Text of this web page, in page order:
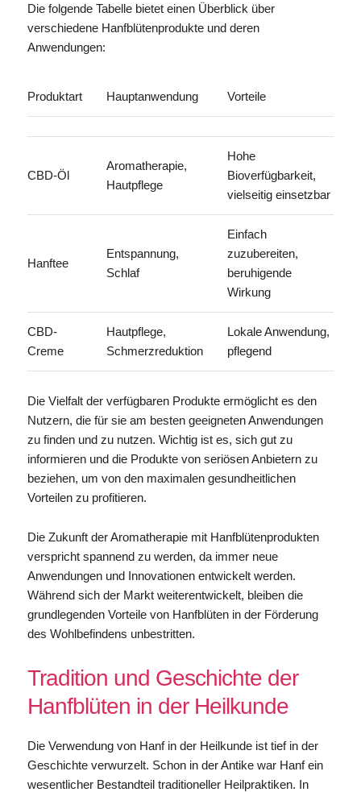
Die folgende Tabelle bietet einen Überblick über
verschiedene Hanfblütenprodukte und deren
Anwendungen:
Produktart Hauptanwendung Vorteile
CBD-Öl
Aromatherapie,
Hautpflege
Hohe
Bioverfügbarkeit,
vielseitig einsetzbar
Hanftee
Entspannung,
Schlaf
Einfach
zuzubereiten,
beruhigende
Wirkung
CBD-
Creme
Hautpflege,
Schmerzreduktion
Lokale Anwendung,
pflegend
Die Vielfalt der verfügbaren Produkte ermöglicht es den
Nutzern, die für sie am besten geeigneten Anwendungen
zu finden und zu nutzen. Wichtig ist es, sich gut zu
informieren und die Produkte von seriösen Anbietern zu
beziehen, um von den maximalen gesundheitlichen
Vorteilen zu profitieren.
Die Zukunft der Aromatherapie mit Hanfblütenprodukten
verspricht spannend zu werden, da immer neue
Anwendungen und Innovationen entwickelt werden.
Während sich der Markt weiterentwickelt, bleiben die
grundlegenden Vorteile von Hanfblüten in der Förderung
des Wohlbefindens unbestritten.
Tradition und Geschichte der
Hanfblüten in der Heilkunde
Die Verwendung von Hanf in der Heilkunde ist tief in der
Geschichte verwurzelt. Schon in der Antike war Hanf ein
wesentlicher Bestandteil traditioneller Heilpraktiken. In